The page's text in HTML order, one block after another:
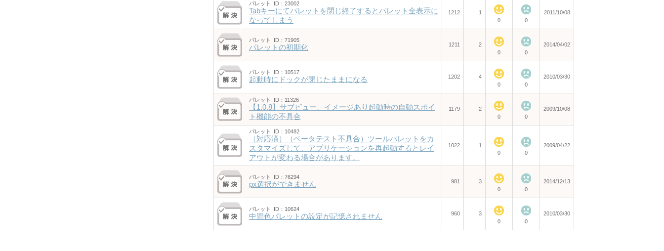
パレット ID：23002
Tabキーにてパレットを閉じ終了するとパレット全表示に
なってしまう
1212
1
0
0
2011/10/08
パレット ID：71905
パレットの初期化 1211
2
0
0
2014/04/02
パレット ID：10517
起動時にドックが閉じたままになる 1202
4
0
0
2010/03/30
パレット ID：11326
【1.0.8】サブビュー、イメージあり起動時の自動スポイ
ト機能の不具合
1179
2
0
0
2009/10/08
パレット ID：10482
（対応済）（ベータテスト不具合）ツールパレットをカ
スタマイズして、アプリケーションを再起動するとレイ
アウトが変わる場合があります。
1022
1
0
0
2009/04/22
パレット ID：76294
px選択ができません 981
3
0
0
2014/12/13
パレット ID：10624
中間色パレットの設定が記憶されません 960
3
0
0
2010/03/30